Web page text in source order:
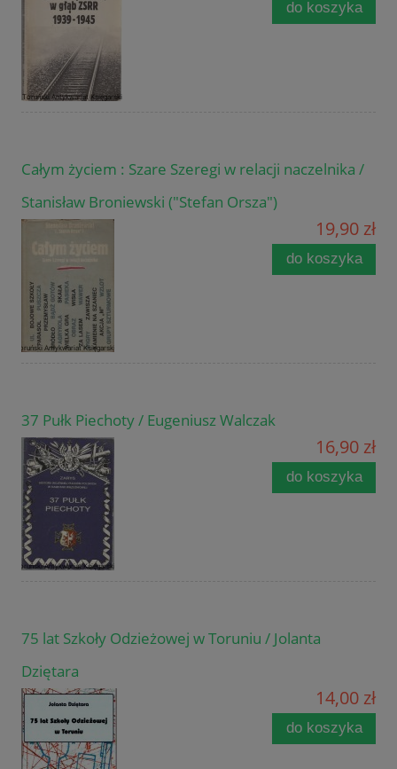
do koszyka
Całym życiem : Szare Szeregi w relacji naczelnika /
Stanisław Broniewski ("Stefan Orsza")
19,90 zł
do koszyka
37 Pułk Piechoty / Eugeniusz Walczak
16,90 zł
do koszyka
75 lat Szkoły Odzieżowej w Toruniu / Jolanta
Dziętara
14,00 zł
do koszyka